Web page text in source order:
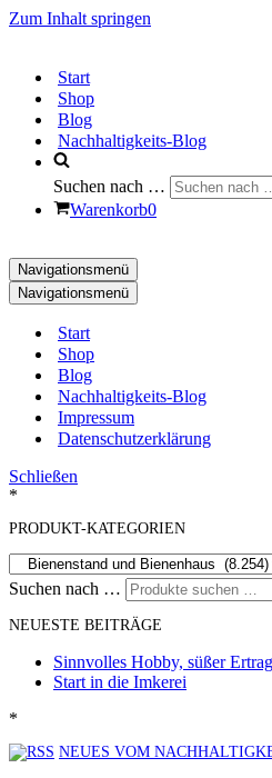
Zum Inhalt springen
Start
Shop
Blog
Nachhaltigkeits-Blog
Suchen nach …
Warenkorb0
Navigationsmenü
Navigationsmenü
Start
Shop
Blog
Nachhaltigkeits-Blog
Impressum
Datenschutzerklärung
Schließen
*
PRODUKT-KATEGORIEN
Suchen nach …
NEUESTE BEITRÄGE
Sinnvolles Hobby, süßer Ertrag
Start in die Imkerei
*
NEUES VOM